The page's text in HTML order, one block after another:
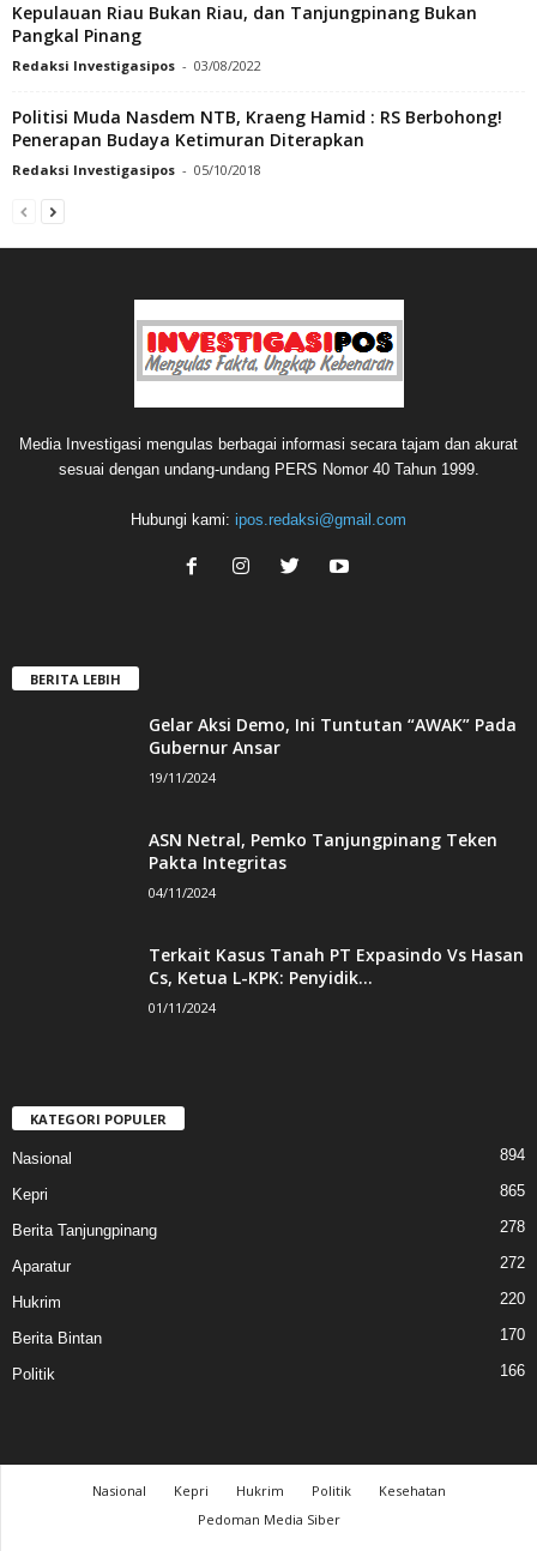
Kepulauan Riau Bukan Riau, dan Tanjungpinang Bukan
Pangkal Pinang
Redaksi Investigasipos - 03/08/2022
Politisi Muda Nasdem NTB, Kraeng Hamid : RS Berbohong!
Penerapan Budaya Ketimuran Diterapkan
Redaksi Investigasipos - 05/10/2018
Media Investigasi mengulas berbagai informasi secara tajam dan akurat
sesuai dengan undang-undang PERS Nomor 40 Tahun 1999.
Hubungi kami: ipos.redaksi@gmail.com
BERITA LEBIH
Gelar Aksi Demo, Ini Tuntutan “AWAK” Pada
Gubernur Ansar
19/11/2024
ASN Netral, Pemko Tanjungpinang Teken
Pakta Integritas
04/11/2024
Terkait Kasus Tanah PT Expasindo Vs Hasan
Cs, Ketua L-KPK: Penyidik...
01/11/2024
KATEGORI POPULER
Nasional 894
Kepri 865
Berita Tanjungpinang 278
Aparatur 272
Hukrim 220
Berita Bintan 170
Politik 166
Nasional Kepri Hukrim Politik
Kesehatan
Pedoman Media Siber